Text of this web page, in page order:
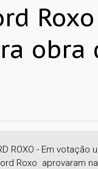
Roxo
obra
ROXO - Em
Roxo aprovaram